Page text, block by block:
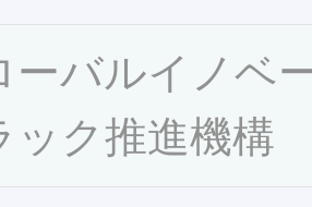
ーバルイノベ
ック推進機構